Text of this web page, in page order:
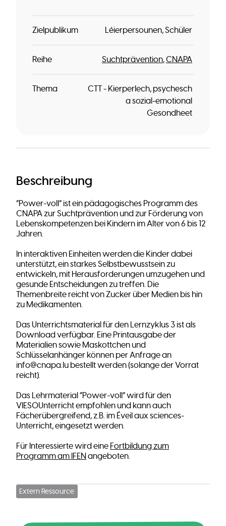
Zielpublikum Léierpersounen Schüler
Reihe Suchtprävention CNAPA
Thema
CTT - Kierperlech, psychesch
a sozial-emotional
Gesondheet
Beschreibung
“Power-voll” ist ein pädagogisches Programm des
CNAPA zur Suchtprävention und zur Förderung von
Lebenskompetenzen bei Kindern im Alter von 6 bis 12
Jahren.
In interaktiven Einheiten werden die Kinder dabei
unterstützt, ein starkes Selbstbewusstsein zu
entwickeln, mit Herausforderungen umzugehen und
gesunde Entscheidungen zu treffen. Die
Themenbreite reicht von Zucker über Medien bis hin
zu Medikamenten.
Das Unterrichtsmaterial für den Lernzyklus 3 ist als
Download verfügbar. Eine Printausgabe der
Materialien sowie Maskottchen und
Schlüsselanhänger können per Anfrage an
info@cnapa.lu bestellt werden (solange der Vorrat
reicht).
Das Lehrmaterial “Power-voll” wird für den
VIESOUnterricht empfohlen und kann auch
Fächerübergreifend, z.B. im Éveil aux sciences-
Unterricht, eingesetzt werden.
Für Interessierte wird eine Fortbildung zum
Programm am IFENangeboten.
Extern Ressource